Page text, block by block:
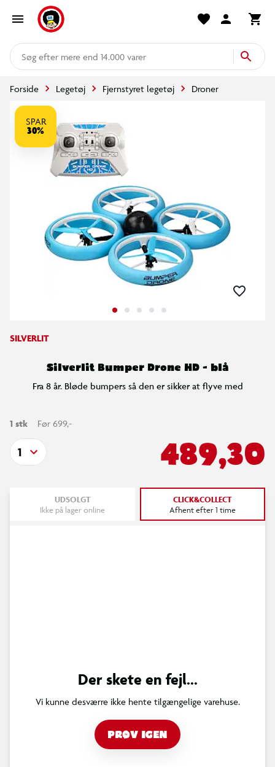
mere end 14.000 varer
Forside Legetøj Fjernstyret legetøj Droner
SPAR
30%
SILVERLIT
Silverlit Bumper Drone HD - blå
Fra 8 år. Bløde bumpers så den er sikker at flyve med
1 stk Før 699,-
489,30
1
UDSOLGT
Ikke på lager online
CLICK&COLLECT
Afhent efter 1 time
Der skete en fejl...
Vi kunne desværre ikke hente tilgængelige varehuse.
PRØV IGEN